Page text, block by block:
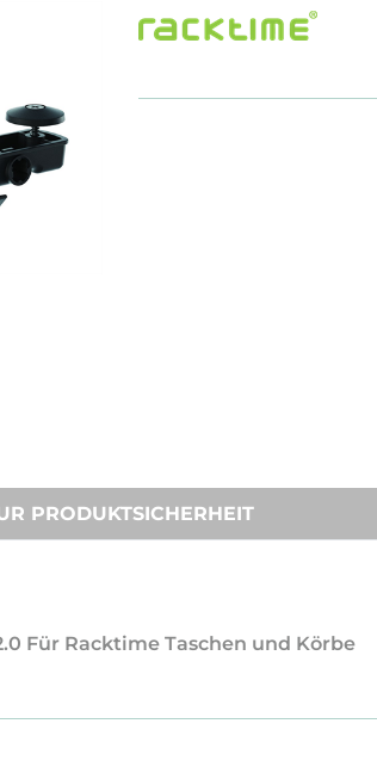
PRODUKTSICHERHEIT
Für Racktime Taschen und Körbe